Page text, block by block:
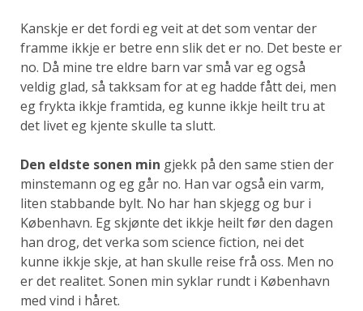
Kanskje er det fordi eg veit at det som ventar der
framme ikkje er betre enn slik det er no. Det beste er
no. Då mine tre eldre barn var små var eg også
veldig glad, så takksam for at eg hadde fått dei, men
eg frykta ikkje framtida, eg kunne ikkje heilt tru at
det livet eg kjente skulle ta slutt.
Den eldste sonen min gjekk på den same stien der
minstemann og eg går no. Han var også ein varm,
liten stabbande bylt. No har han skjegg og bur i
København. Eg skjønte det ikkje heilt før den dagen
han drog, det verka som science fiction, nei det
kunne ikkje skje, at han skulle reise frå oss. Men no
er det realitet. Sonen min syklar rundt i København
med vind i håret.